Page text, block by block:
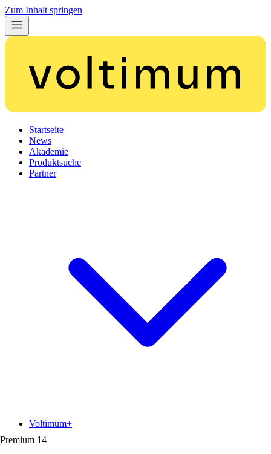
Zum Inhalt springen
Startseite
News
Akademie
Produktsuche
Partner
Premium 14
Voltimum+